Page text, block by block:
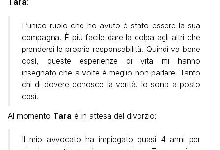
Tara:
L’unico ruolo che ho avuto è stato essere la sua
compagna. È più facile dare la colpa agli altri che
prendersi le proprie responsabilità. Quindi va bene
così, queste esperienze di vita mi hanno
insegnato che a volte è meglio non parlare. Tanto
chi di dovere conosce la verità. Io sono a posto
così.
Al momento Tara è in attesa del divorzio:
Il mio avvocato ha impiegato quasi 4 anni per